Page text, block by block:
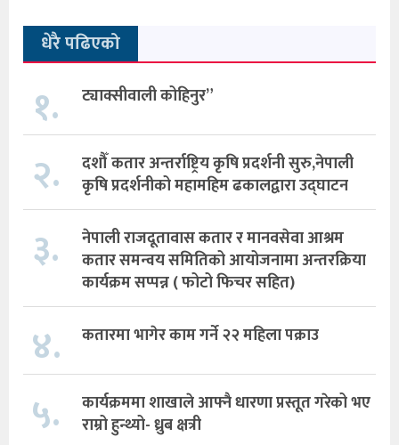
धेरै पढिएको
१. ट्याक्सीवाली कोहिनुर”
२.
दशौँ कतार अन्तर्राष्ट्रिय कृषि प्रदर्शनी सुरु,नेपाली
कृषि प्रदर्शनीको महामहिम ढकालद्वारा उद्घाटन
३.
नेपाली राजदूतावास कतार र मानवसेवा आश्रम
कतार समन्वय समितिको आयोजनामा अन्तरक्रिया
कार्यक्रम सप्पन्न ( फोटो फिचर सहित)
४. कतारमा भागेर काम गर्ने २२ महिला पक्राउ
५.
कार्यक्रममा शाखाले आफ्नै धारणा प्रस्तूत गरेको भए
राम्रो हुन्थ्यो- ध्रुब क्षत्री